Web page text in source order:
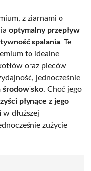
z ziarnami o
optymalny przepływ
spalania. Te
to idealne
oraz pieców
jednocześnie
środowisko. Choć jego
płynące z jego
w dłuższej
zużycie